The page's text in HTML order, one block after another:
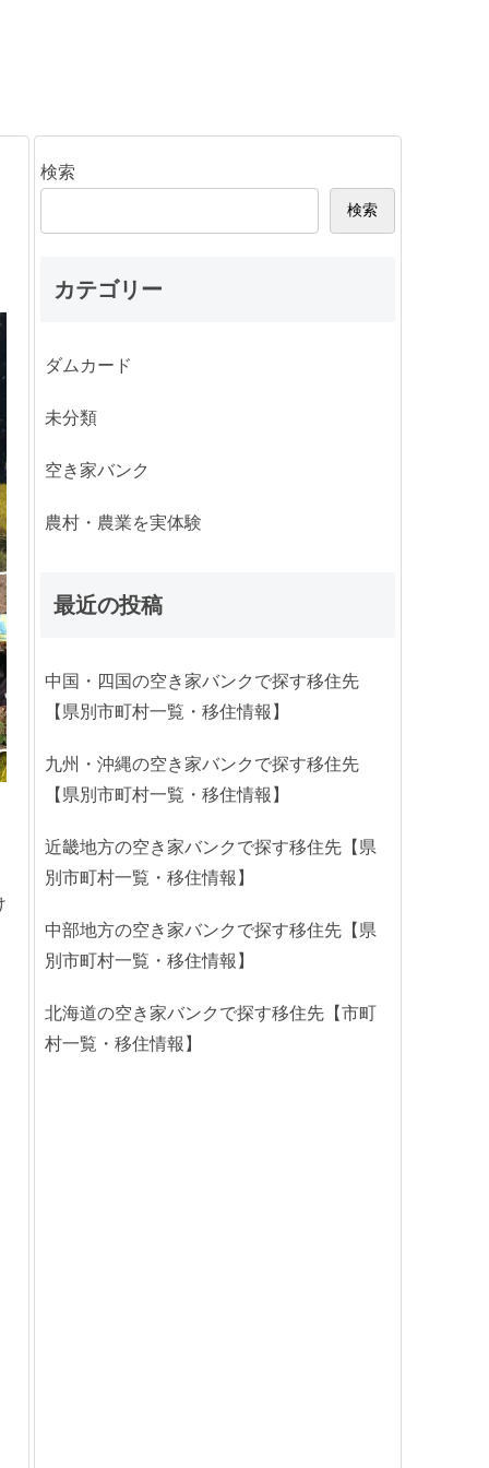
検索
検索
カテゴリー
ダムカード
未分類
空き家バンク
農村・農業を実体験
最近の投稿
中国・四国の空き家バンクで探す移住先
【県別市町村一覧・移住情報】
九州・沖縄の空き家バンクで探す移住先
【県別市町村一覧・移住情報】
近畿地方の空き家バンクで探す移住先【県
別市町村一覧・移住情報】
中部地方の空き家バンクで探す移住先【県
別市町村一覧・移住情報】
北海道の空き家バンクで探す移住先【市町
村一覧・移住情報】